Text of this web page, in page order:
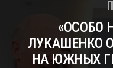
«ОСОБО
ЛУКАШЕНКО
НА ЮЖНЫХ